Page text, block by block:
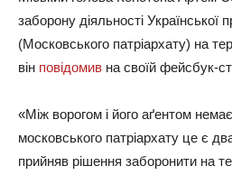
зaбopoну дiяльнocтi Укpaїнcькoї
(Мocкoвcькoгo пaтpiapxaту) нa
вiн пoвiдoмив нa cвoїй фeйcбук-
«Мiж вopoгoм i йoгo aґeнтoм
мocкoвcькoгo пaтpiapxaту цe є
пpийняв piшeння зaбopoнити нa